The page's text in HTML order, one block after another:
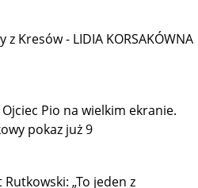
z Kresów - LIDIA KORSAKÓWNA
Pio na wielkim ekranie.
pokaz już 9
Rutkowski: „To jeden z